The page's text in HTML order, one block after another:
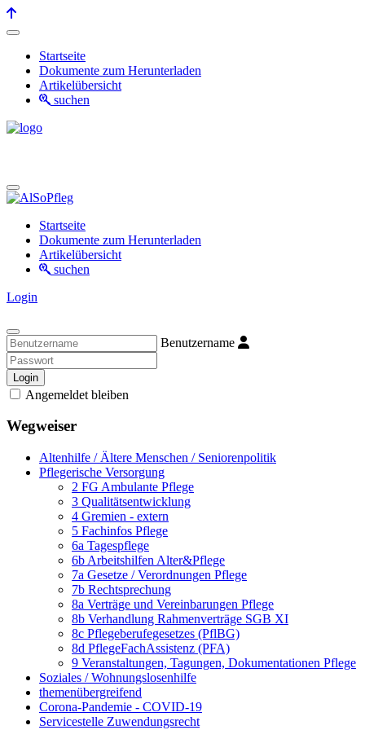
Startseite
Dokumente zum Herunterladen
Artikelübersicht
suchen
Startseite
Dokumente zum Herunterladen
Artikelübersicht
suchen
Login
Benutzername
Login
Angemeldet bleiben
Wegweiser
Altenhilfe / Ältere Menschen / Seniorenpolitik
Pflegerische Versorgung
2 FG Ambulante Pflege
3 Qualitätsentwicklung
4 Gremien - extern
5 Fachinfos Pflege
6a Tagespflege
6b Arbeitshilfen Alter&Pflege
7a Gesetze / Verordnungen Pflege
7b Rechtsprechung
8a Verträge und Vereinbarungen Pflege
8b Verhandlung Rahmenverträge SGB XI
8c Pflegeberufegesetzes (PflBG)
8d PflegeFachAssistenz (PFA)
9 Veranstaltungen, Tagungen, Dokumentationen Pflege
Soziales / Wohnungslosenhilfe
themenübergreifend
Corona-Pandemie - COVID-19
Servicestelle Zuwendungsrecht